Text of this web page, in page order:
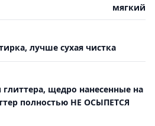
мягкий
лучше сухая чистка
щедро нанесенные на
полностью НЕ ОСЫПЕТСЯ